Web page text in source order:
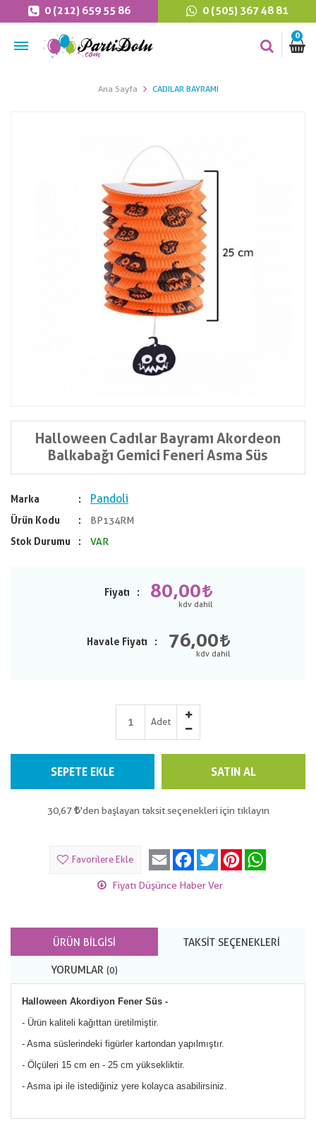
0 (212) 659 55 86 0 (505) 367 48 81
0
Ana Sayfa CADILAR BAYRAMI
Halloween Cadılar Bayramı Akordeon
Balkabağı Gemici Feneri Asma Süs
Marka Pandoli
Ürün Kodu
BP134RM
Stok Durumu
VAR
Fiyatı 80,00
Havale Fiyatı 76,00
Adet
SEPETE EKLE SATIN AL
30,67 'den başlayan taksit seçenekleri için tıklayın
Favorilere Ekle Email Facebook
Twitter Pinterest
Fiyatı Düşünce Haber Ver
ÜRÜN BILGISI TAKSIT SEÇENEKLERI
YORUMLAR (0)
Halloween Akordiyon Fener Süs -
- Ürün kaliteli kağıttan üretilmiştir.
- Asma süslerindeki figürler kartondan yapılmıştır.
- Ölçüleri 15 cm en - 25 cm yüksekliktir.
- Asma ipi ile istediğiniz yere kolayca asabilirsiniz.